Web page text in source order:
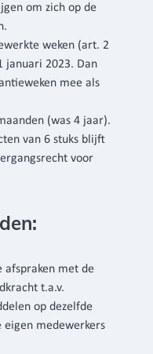
om zich op de
weken (art. 2
januari 2023. Dan
mee als
(was 4 jaar).
van 6 stuks blijft
voor
afspraken met de
t.a.v.
op dezelfde
eigen medewerkers